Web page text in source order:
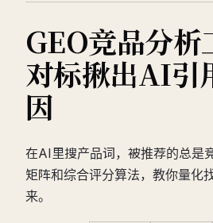
GEO竞品分析
对标揪出AI引
因
在AI里搜产品词，被推荐的总是
矩阵和综合评分算法，教你量化
来。